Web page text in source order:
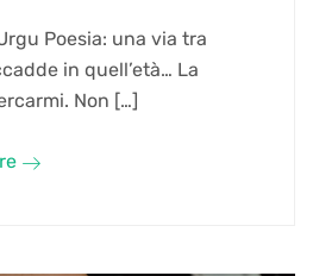
Poesia: una via tra
in quell’età… La
Non […]